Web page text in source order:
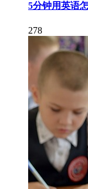
5分钟用英语
278